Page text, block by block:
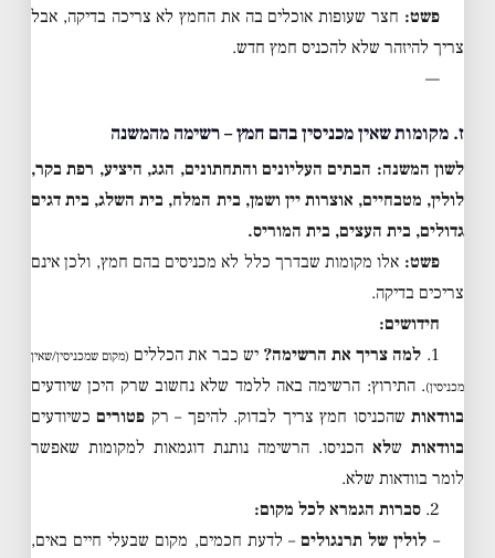
פשט: חצר שעופות אוכלים בה את החמץ לא צריכה בדיקה, אבל
צריך להיזהר שלא להכניס חמץ חדש.
—
ז. מקומות שאין מכניסין בהם חמץ – רשימה מהמשנה
לשון המשנה: הבתים העליונים והתחתונים, הגג, היציע, רפת בקר,
לולין, מטבחיים, אוצרות יין ושמן, בית המלח, בית השלג, בית דגים
גדולים, בית העצים, בית המוריס.
פשט: אלו מקומות שבדרך כלל לא מכניסים בהם חמץ, ולכן אינם
צריכים בדיקה.
חידושים:
1. למה צריך את הרשימה? יש כבר את הכללים (מקום שמכניסין/שאין
מכניסין). התירוץ: הרשימה באה ללמד שלא נחשוב שרק היכן שיודעים
בוודאותשהכניסו חמץ צריך לבדוק. להיפך – רק פטוריםכשיודעים
בוודאות שלא הכניסו. הרשימה נותנת דוגמאות למקומות שאפשר
לומר בוודאות שלא.
2. סברות הגמרא לכל מקום:
– לולין של תרנגולים– לדעת חכמים, מקום שבעלי חיים באים,